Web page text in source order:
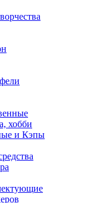
хобби
и Кэпы